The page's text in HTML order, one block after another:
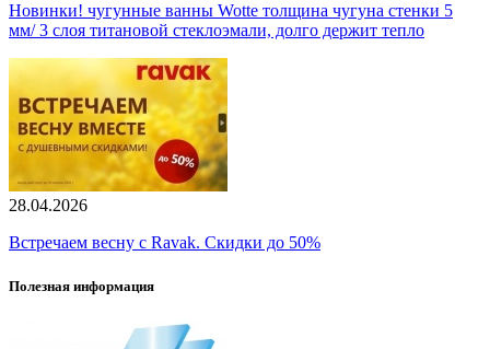
Новинки! чугунные ванны Wotte толщина чугуна стенки 5
мм/ 3 слоя титановой стеклоэмали, долго держит тепло
28.04.2026
Встречаем весну с Ravak. Скидки до 50%
Полезная информация